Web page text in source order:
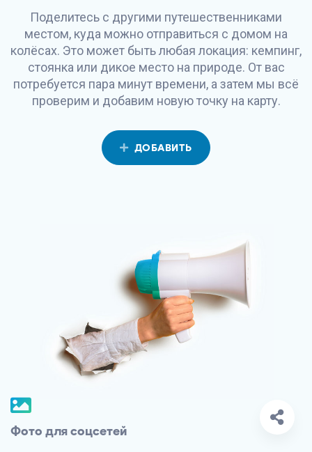
Поделитесь с другими путешественниками
местом, куда можно отправиться с домом на
колёсах. Это может быть любая локация: кемпинг,
стоянка или дикое место на природе. От вас
потребуется пара минут времени, а затем мы всё
проверим и добавим новую точку на карту.
ДОБАВИТЬ
Фото для соцсетей